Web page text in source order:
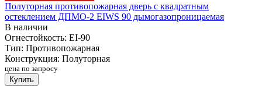
Полуторная противопожарная дверь с квадратным
остеклением ДПМО-2 EIWS 90 дымогазопроницаемая
В наличии
Огнестойкость: EI-90
Тип: Противопожарная
Конструкция: Полуторная
цена по запросу
Купить